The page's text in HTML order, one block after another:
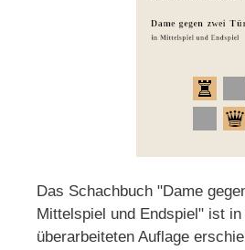
Das Schachbuch "Dame
Mittelspiel und Endspiel" ist
überarbeiteten Auflage